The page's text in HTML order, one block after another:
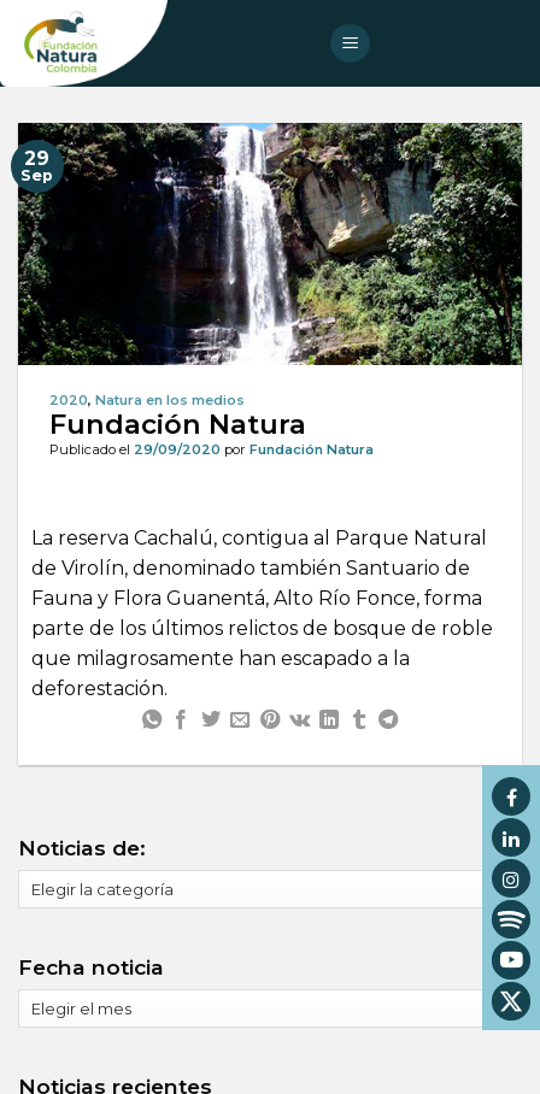
content
29
Sep
2020, Natura en los medios
Fundación Natura
Publicado el 29/09/2020 por Fundación Natura
La reserva Cachalú, contigua al Parque Natural
de Virolín, denominado también Santuario de
Fauna y Flora Guanentá, Alto Río Fonce, forma
parte de los últimos relictos de bosque de roble
que milagrosamente han escapado a la
deforestación.
Noticias de:
de:
Fecha noticia
noticia
Noticias recientes